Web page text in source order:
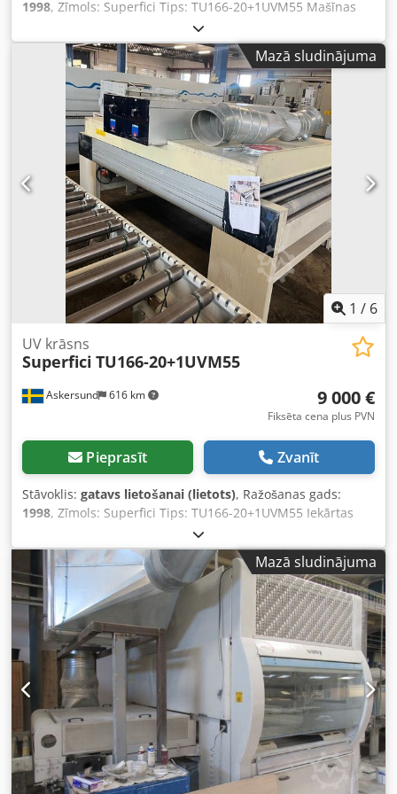
1998, Zīmols: Superfici Tips: TU166-20+1UVM55 Mašīnas
Nr.: 4632 Izlaiduma gads: 1998 Dcedpfxewax Tpe Acdsk
Maksimālais platums: 1300 mm Lampu skaits: 1+3 Vadības
skapis. Krājuma Nr.: 2002484BXM
Mazā sludinājuma
1 / 6
Askersund 616 km
UV krāsns
Superfici TU166-20+1UVM55
9 000 €
Fiksēta cena plus PVN
Pieprasīt Zvanīt
Stāvoklis: gatavs lietošanai (lietots), Ražošanas gads:
1998, Zīmols: Superfici Tips: TU166-20+1UVM55 Iekārtas
nr.: 4632 Izgatavošanas gads: 1998 Maks. platums: 1300
mm Dcodpfewaydpex Acdsk Lampu skaits: 1+3 Vadības
skapis. Noliktavas nr.: 2002484BXM
Mazā sludinājuma